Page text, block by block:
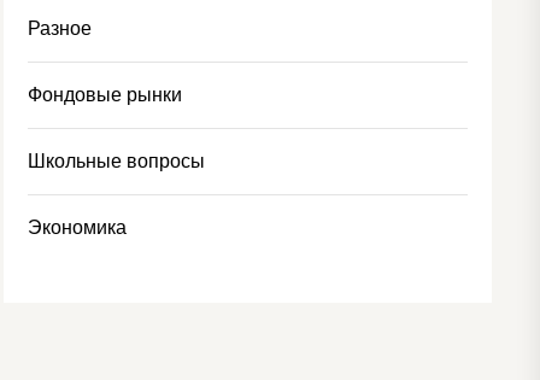
Разное
Фондовые рынки
Школьные вопросы
Экономика